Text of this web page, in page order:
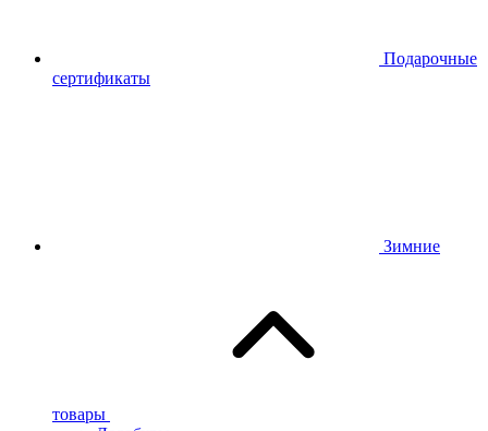
Подарочные
сертификаты
Зимние
товары